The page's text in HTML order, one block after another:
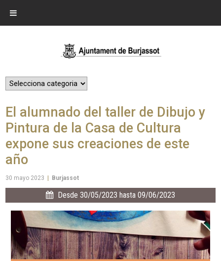
El alumnado del taller de Dibujo y
Pintura de la Casa de Cultura
expone sus creaciones de este
año
30 mayo 2023 Burjassot
Desde 30/05/2023 hasta 09/06/2023